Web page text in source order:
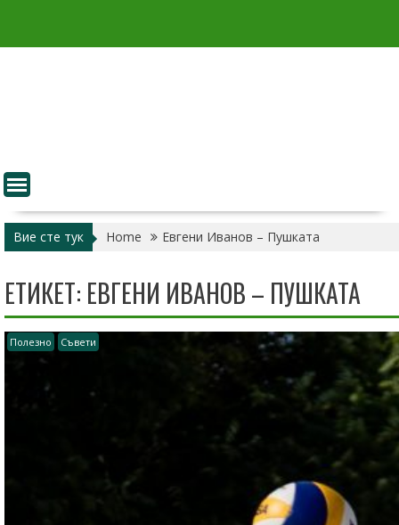
content
Вие сте тук Home Евгени Иванов – Пушката
ЕТИКЕТ: ЕВГЕНИ ИВАНОВ – ПУШКАТА
Полезно Съвети